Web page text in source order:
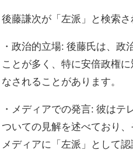
後藤謙次が「左派」と検索さ
・政治的立場: 後藤氏は、
ことが多く、特に安倍政権
なされることがあります。
・メディアでの発言: 彼は
ついての見解を述べており
メディアに「左派」として